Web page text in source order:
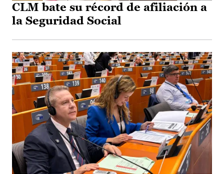
CLM bate su récord de afiliación a
la Seguridad Social